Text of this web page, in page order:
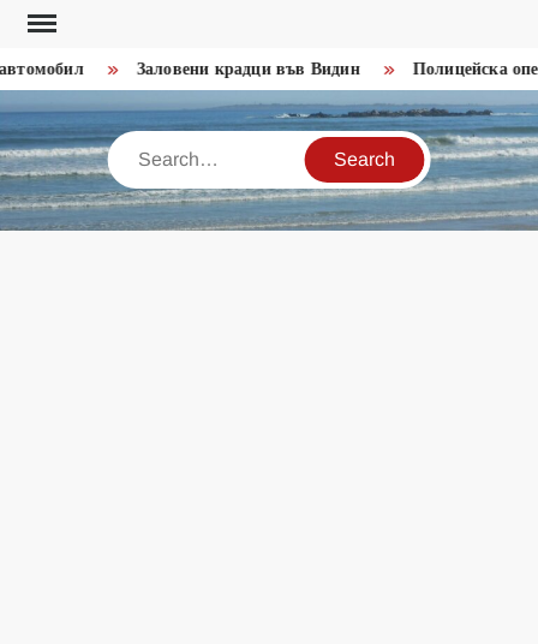
Skip
content
Заловени крадци във Видин Полицейска
Search